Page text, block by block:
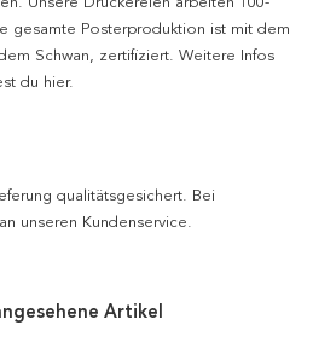
gesamte Posterproduktion ist mit dem
Schwan, zertifiziert. Weitere Infos
du hier.
qualitätsgesichert. Bei
unseren Kundenservice.
Artikel